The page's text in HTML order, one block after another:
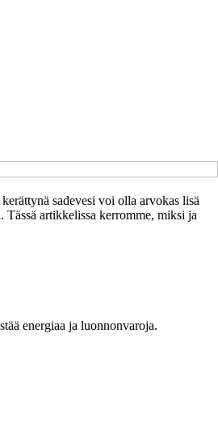
sadevesi voi olla arvokas lisä
Tässä artikkelissa kerromme, miksi ja
energiaa ja luonnonvaroja.